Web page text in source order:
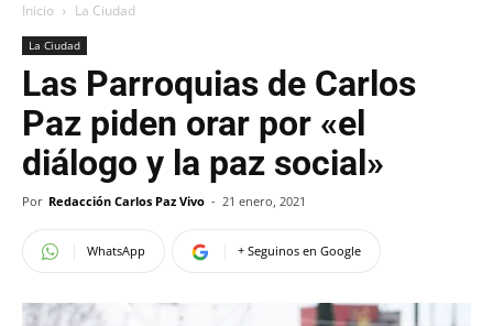
Inicio La Ciudad
La Ciudad
Las Parroquias de Carlos
Paz piden orar por «el
diálogo y la paz social»
Por Redacción Carlos Paz Vivo - 21 enero, 2021
WhatsApp + Seguinos en Google